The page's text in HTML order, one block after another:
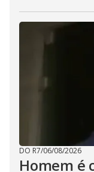
DO R7/06/08/2026
Homem é